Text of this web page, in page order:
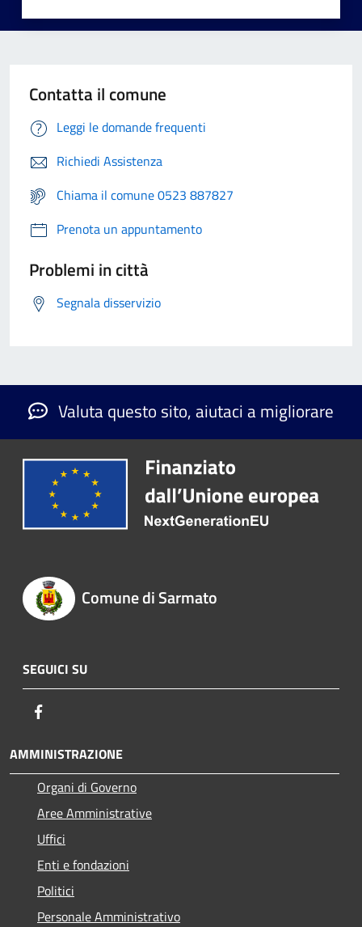
Contatta il comune
Leggi le domande frequenti
Richiedi Assistenza
Chiama il comune 0523 887827
Prenota un appuntamento
Problemi in città
Segnala disservizio
Valuta questo sito, aiutaci a migliorare
Comune di Sarmato
SEGUICI SU
AMMINISTRAZIONE
Organi di Governo
Aree Amministrative
Uffici
Enti e fondazioni
Politici
Personale Amministrativo